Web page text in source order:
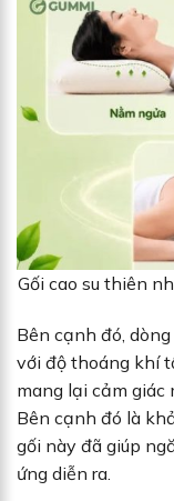
Gối cao su thiên
Bên cạnh đó,
với độ thoáng khí
mang lại cảm giác
Bên cạnh đó là
gối này đã giúp
ứng diễn ra.